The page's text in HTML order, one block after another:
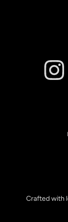
Crafted with